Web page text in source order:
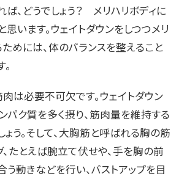
、どうでしょう？ メリハリボディに
います。ウェイトダウンをしつつメリ
めには、体のバランスを整えること
は必要不可欠です。ウェイトダウン
パク質を多く摂り、筋肉量を維持する
う。そして、大胸筋と呼ばれる胸の筋
たとえば腕立て伏せや、手を胸の前
動きなどを行い、バストアップを目